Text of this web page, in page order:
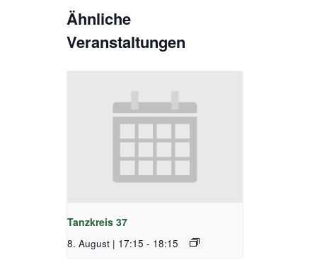
Ähnliche
Veranstaltungen
Tanzkreis 37
8. August | 17:15 - 18:15